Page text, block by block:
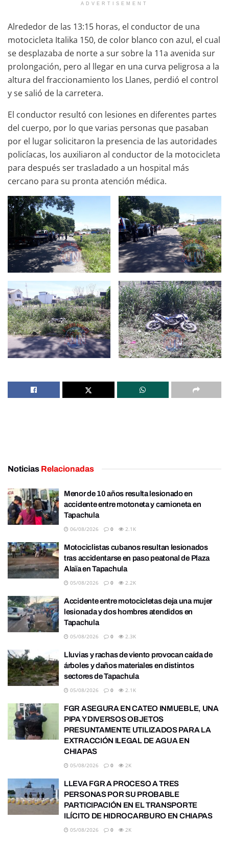
ADVERTISEMENT
Alrededor de las 13:15 horas, el conductor de una
motocicleta Italika 150, de color blanco con azul, el cual
se desplazaba de norte a sur sobre la 11a avenida sur
prolongación, pero al llegar en una curva peligrosa a la
altura del fraccionamiento los Llanes, perdió el control
y se salió de la carretera.
El conductor resultó con lesiones en diferentes partes
del cuerpo, por lo que varias personas que pasaban
por el lugar solicitaron la presencia de las autoridades
policíacas, los auxiliaron al conductor de la motocicleta
para después ser trasladado a un hospital más
cercano para su pronta atención médica.
Noticias Relacionadas
Menor de 10 años resulta lesionado en
accidente entre motoneta y camioneta en
Tapachula
06/08/2026 0 2.1K
Motociclistas cubanos resultan lesionados
tras accidentarse en paso peatonal de Plaza
Alaïa en Tapachula
05/08/2026 0 2.2K
Accidente entre motocicletas deja una mujer
lesionada y dos hombres atendidos en
Tapachula
05/08/2026 0 2.3K
Lluvias y rachas de viento provocan caída de
árboles y daños materiales en distintos
sectores de Tapachula
05/08/2026 0 2.1K
FGR ASEGURA EN CATEO INMUEBLE, UNA
PIPA Y DIVERSOS OBJETOS
PRESUNTAMENTE UTILIZADOS PARA LA
EXTRACCIÓN ILEGAL DE AGUA EN
CHIAPAS
05/08/2026 0 2K
LLEVA FGR A PROCESO A TRES
PERSONAS POR SU PROBABLE
PARTICIPACIÓN EN EL TRANSPORTE
ILÍCITO DE HIDROCARBURO EN CHIAPAS
05/08/2026 0 2K